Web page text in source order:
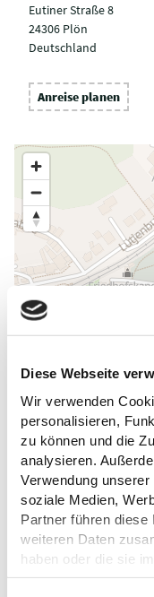
Diese Webseite
Wir verwenden
personalisieren,
zu können und die
analysieren.
Verwendung
soziale Medien,
Partner führen
weiteren Daten
haben oder die sie
gesammelt haben.
Eutiner Straße 8
24306 Plön
Deutschland
Anreise planen
DAS